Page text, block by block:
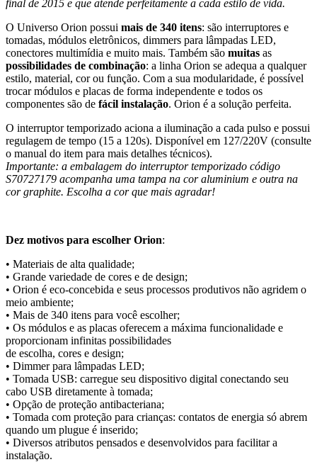
final de 2015 e que atende perfeitamente a cada estilo de vida.
O Universo Orion possui mais de 340 itens: são interruptores e
tomadas, módulos eletrônicos, dimmers para lâmpadas LED,
conectores multimídia e muito mais. Também são muitas as
possibilidades de combinação: a linha Orion se adequa a qualquer
estilo, material, cor ou função. Com a sua modularidade, é possível
trocar módulos e placas de forma independente e todos os
componentes são de fácil instalação. Orion é a solução perfeita.
O interruptor temporizado aciona a iluminação a cada pulso e possui
regulagem de tempo (15 a 120s). Disponível em 127/220V (consulte
o manual do item para mais detalhes técnicos).
Importante: a embalagem do interruptor temporizado código
S70727179 acompanha uma tampa na cor aluminium e outra na
cor graphite. Escolha a cor que mais agradar!
Dez motivos para escolher Orion:
• Materiais de alta qualidade;
• Grande variedade de cores e de design;
• Orion é eco-concebida e seus processos produtivos não agridem o
meio ambiente;
• Mais de 340 itens para você escolher;
• Os módulos e as placas oferecem a máxima funcionalidade e
proporcionam infinitas possibilidades
de escolha, cores e design;
• Dimmer para lâmpadas LED;
• Tomada USB: carregue seu dispositivo digital conectando seu
cabo USB diretamente à tomada;
• Opção de proteção antibacteriana;
• Tomada com proteção para crianças: contatos de energia só abrem
quando um plugue é inserido;
• Diversos atributos pensados e desenvolvidos para facilitar a
instalação.